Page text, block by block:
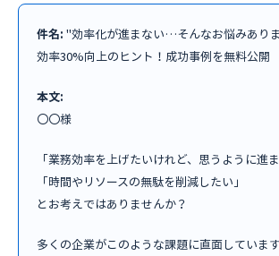
件名: "効率化が進まない…そんなお悩みあり
効率30%向上のヒント！成功事例を無料公開
本文:
〇〇様
「業務効率を上げたいけれど、思うように進ま
「時間やリソースの無駄を削減したい」
とお考えではありませんか？
多くの企業がこのような課題に直面しています